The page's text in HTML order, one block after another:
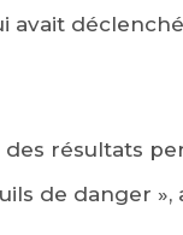
avait
des résultats
de danger »,